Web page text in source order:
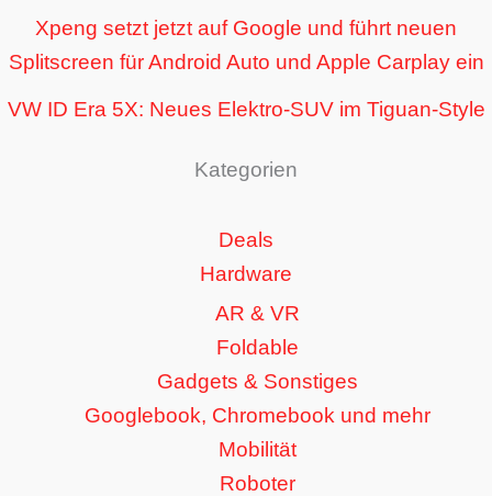
Xpeng setzt jetzt auf Google und führt neuen
Splitscreen für Android Auto und Apple Carplay ein
VW ID Era 5X: Neues Elektro-SUV im Tiguan-Style
Kategorien
Deals
Hardware
AR & VR
Foldable
Gadgets & Sonstiges
Googlebook, Chromebook und mehr
Mobilität
Roboter